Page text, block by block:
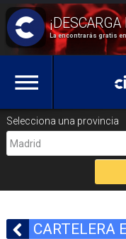
La encontrarás gratis
Selecciona una provincia
Madrid
CARTELERA